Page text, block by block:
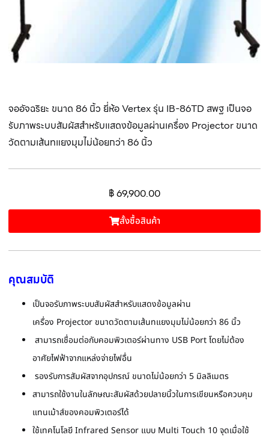
จออัจฉริยะ ขนาด 86 นิ้ว ยี่ห้อ Vertex รุ่น IB-86TD สพฐ เป็นจอ
รับภาพระบบสัมผัสสำหรับแสดงข้อมูลผ่านเครื่อง Projector ขนาด
วัดตามเส้นทแยงมุมไม่น้อยกว่า 86 นิ้ว
฿69,900.00
สั้งซื้อสินค้า
คุณสมบัติ
เป็นจอรับภาพระบบสัมผัสสำหรับแสดงข้อมูลผ่าน
เครื่อง Projector ขนาดวัดตามเส้นทแยงมุมไม่น้อยกว่า 86 นิ้ว
สามารถเชื่อมต่อกับคอมพิวเตอร์ผ่านทาง USB Portโดยไม่ต้อง
อาศัยไฟฟ้าจากแหล่งจ่ายไฟอื่น
รองรับการสัมผัสจากอุปกรณ์ ขนาดไม่น้อยกว่า 5 มิลลิเมตร
สามารถใช้งานในลักษณะสัมผัสด้วยปลายนิ้วในการเขียนหรือควบคุม
แทนเม้าส์ของคอมพิวเตอร์ได้
ใช้เทคโนโลยีInfrared Sensor แบบ Multi Touch 10 จุดเมื่อใช้